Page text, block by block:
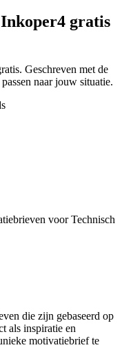
4 gratis
Geschreven met de
naar jouw situatie.
voor Technisch
die zijn gebaseerd op
als inspiratie en
motivatiebrief te